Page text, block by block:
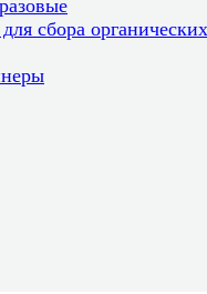
сбора органических